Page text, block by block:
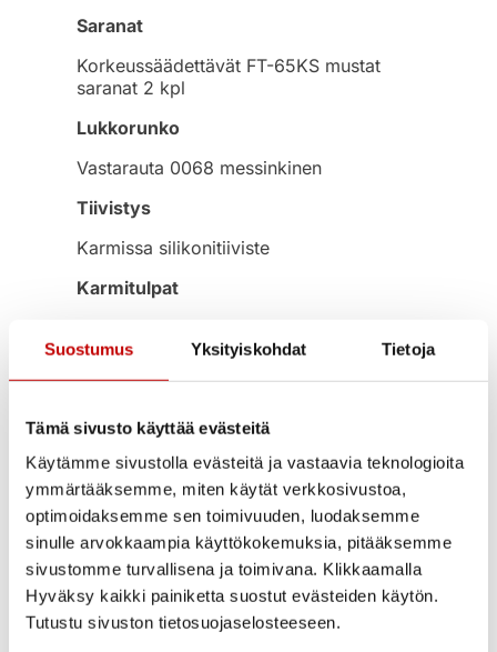
Suostumus Yksityiskohdat Tietoja
Tämä sivusto käyttää evästeitä
Käytämme sivustolla evästeitä ja vastaavia teknologioita
ymmärtääksemme, miten käytät verkkosivustoa,
optimoidaksemme sen toimivuuden, luodaksemme
sinulle arvokkaampia käyttökokemuksia, pitääksemme
sivustomme turvallisena ja toimivana. Klikkaamalla
Hyväksy kaikki painiketta suostut evästeiden käytön.
Tutustu sivuston tietosuojaselosteeseen.
Saranat
Korkeussäädettävät FT-65KS mustat
saranat 2 kpl
Lukkorunko
Vastarauta 0068 messinkinen
Tiivistys
Karmissa silikonitiiviste
Karmitulpat
asennettaessa.Katso ohje kätisyyden
vaihdosta .
Koko
42×92 mm
Moduulikoot
7×21, 8×21, 9×21 ja 10×21